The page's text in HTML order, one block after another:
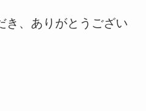
き、ありがとうござい